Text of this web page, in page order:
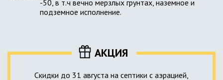
-50, в т.ч вечно мерзлых грунтах, наземное и
подземное исполнение.
АКЦИЯ
Скидки до 31 августа на септики с аэрацией,